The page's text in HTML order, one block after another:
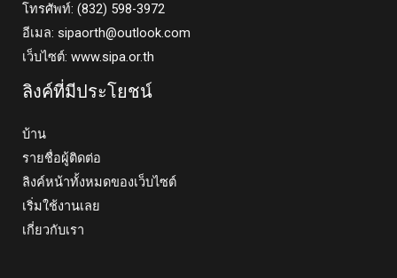
โทรศัพท์: (832) 598-3972
อีเมล: sipaorth@outlook.com
เว็บไซต์: www.sipa.or.th
ลิงค์ที่มีประโยชน์
บ้าน
รายชื่อผู้ติดต่อ
ลิงค์หน้าทั้งหมดของเว็บไซต์
เริ่มใช้งานเลย
เกี่ยวกับเรา